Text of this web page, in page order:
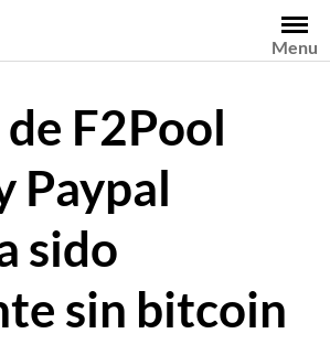
Menu
de F2Pool
Paypal
sido
sin bitcoin